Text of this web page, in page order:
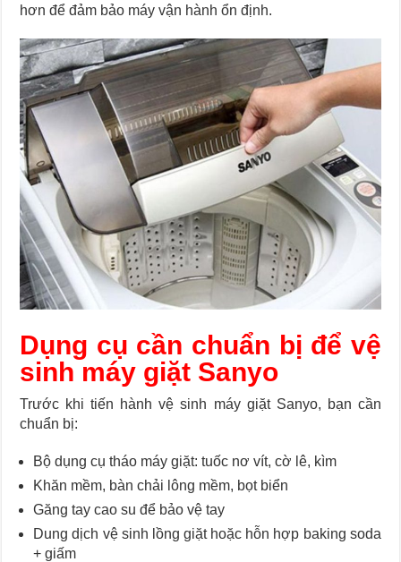
hơn để đảm bảo máy vận hành ổn định.
Dụng cụ cần chuẩn bị để vệ
sinh máy giặt Sanyo
Trước khi tiến hành vệ sinh máy giặt Sanyo, bạn cần
chuẩn bị:
Bộ dụng cụ tháo máy giặt: tuốc nơ vít, cờ lê, kìm
Khăn mềm, bàn chải lông mềm, bọt biển
Găng tay cao su để bảo vệ tay
Dung dịch vệ sinh lồng giặt hoặc hỗn hợp baking soda
+ giấm